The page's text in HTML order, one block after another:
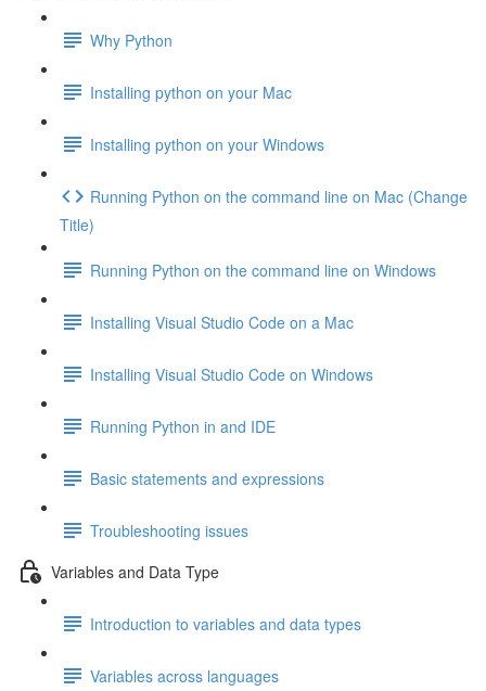
Why Python
Installing python on your Mac
Installing python on your Windows
Running Python on the command line on Mac (Change
Title)
Running Python on the command line on Windows
Installing Visual Studio Code on a Mac
Installing Visual Studio Code on Windows
Running Python in and IDE
Basic statements and expressions
Troubleshooting issues
Variables and Data Type
Introduction to variables and data types
Variables across languages